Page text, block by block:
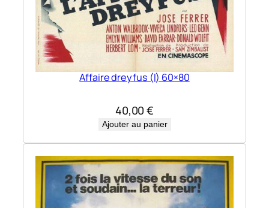
Affaire dreyfus (l) 60×80
40,00€
Ajouter au panier